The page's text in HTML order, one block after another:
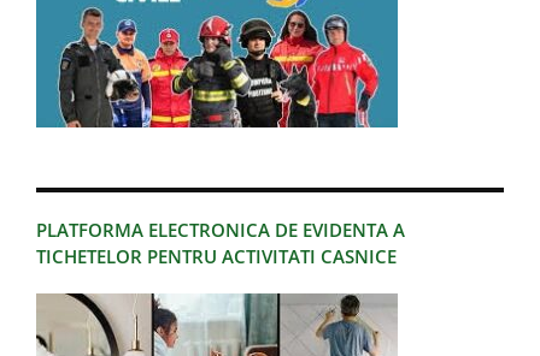
PLATFORMA ELECTRONICA DE EVIDENTA A
TICHETELOR PENTRU ACTIVITATI CASNICE